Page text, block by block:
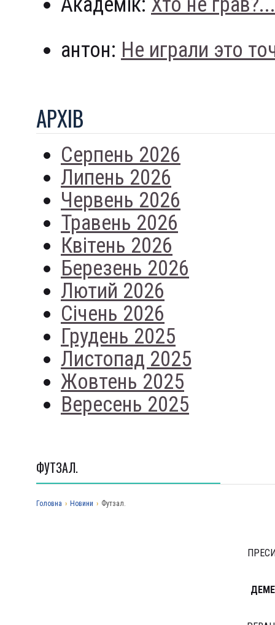
антон: Не играли это
АРХIВ
Серпень 2026
Липень 2026
Червень 2026
Травень 2026
Квітень 2026
Березень 2026
Лютий 2026
Січень 2026
Грудень 2025
Листопад 2025
Жовтень 2025
Вересень 2025
ФУТЗАЛ.
Головна › Новини › Футзал.